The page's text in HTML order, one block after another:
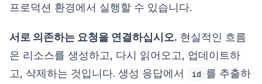
프로덕션 환경에서 실행할 수 있습니다.
서로 의존하는 요청을 연결하십시오. 현실적인 흐름
은 리소스를 생성하고, 다시 읽어오고, 업데이트하
고, 삭제하는 것입니다. 생성 응답에서
id 를 추출하